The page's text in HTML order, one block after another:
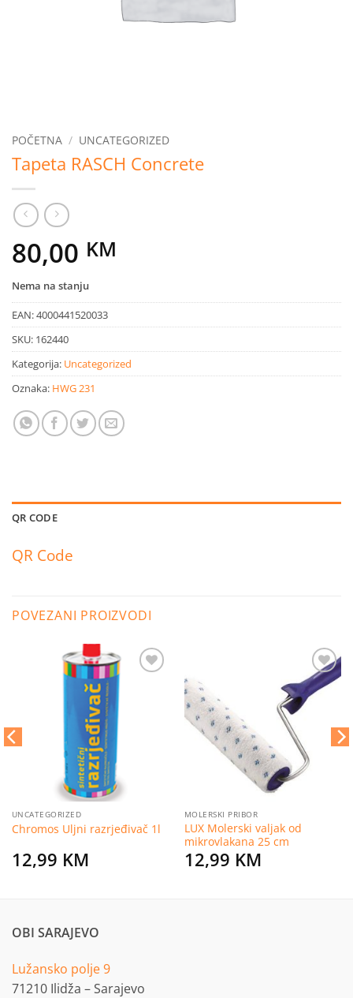
POČETNA / UNCATEGORIZED
Tapeta RASCH Concrete
80,00 KM
Nema na stanju
EAN:4000441520033
SKU: 162440
Kategorija: Uncategorized
Oznaka: HWG 231
QR CODE
QR Code
POVEZANI PROIZVODI
UNCATEGORIZED
Chromos Uljni razrjeđivač 1l
12,99 KM
Dodaj
na
MOLERSKI PRIBOR
LUX Molerski valjak od
mikrovlakana 25 cm
12,99 KM
OBI SARAJEVO
Lužansko polje 9
71210 Ilidža – Sarajevo